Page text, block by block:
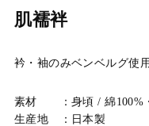
肌襦袢
衿・袖のみベンベルグ使用
素材 ：身頃 / 綿100%
生産地 ：日本製